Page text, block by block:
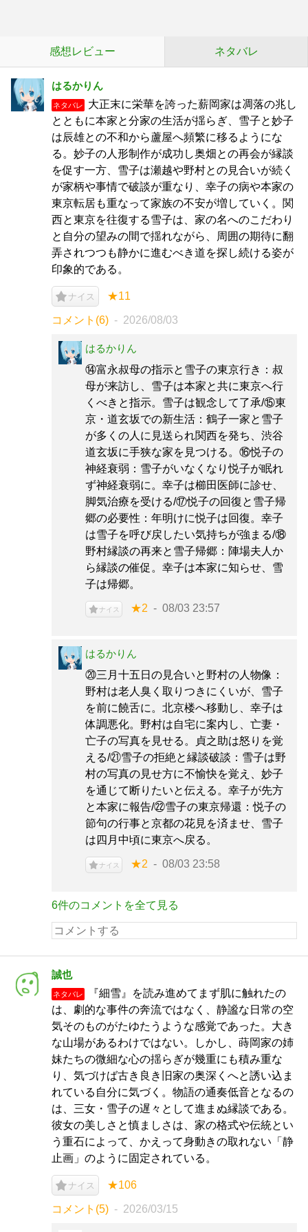
感想レビュー ネタバレ
はるかりん
ネタバレ
大正末に栄華を誇った薪岡家は凋落の兆し
とともに本家と分家の生活が揺らぎ、雪子と妙子
は辰雄との不和から蘆屋へ頻繁に移るようにな
る。妙子の人形制作が成功し奥畑との再会が縁談
を促す一方、雪子は瀬越や野村との見合いが続く
が家柄や事情で破談が重なり、幸子の病や本家の
東京転居も重なって家族の不安が増していく。関
西と東京を往復する雪子は、家の名へのこだわり
と自分の望みの間で揺れながら、周囲の期待に翻
弄されつつも静かに進むべき道を探し続ける姿が
印象的である。
ナイス ★11
コメント(6) 2026/08/03
はるかりん
⑭富永叔母の指示と雪子の東京行き：叔
母が来訪し、雪子は本家と共に東京へ行
くべきと指示。雪子は観念して了承/⑮東
京・道玄坂での新生活：鶴子一家と雪子
が多くの人に見送られ関西を発ち、渋谷
道玄坂に手狭な家を見つける。⑯悦子の
神経衰弱：雪子がいなくなり悦子が眠れ
ず神経衰弱に。幸子は櫛田医師に診せ、
脚気治療を受ける/⑰悦子の回復と雪子帰
郷の必要性：年明けに悦子は回復。幸子
は雪子を呼び戻したい気持ちが強まる/⑱
野村縁談の再来と雪子帰郷：陣場夫人か
ら縁談の催促。幸子は本家に知らせ、雪
子は帰郷。
ナイス ★2 08/03 23:57
はるかりん
⑳三月十五日の見合いと野村の人物像：
野村は老人臭く取りつきにくいが、雪子
を前に饒舌に。北京楼へ移動し、幸子は
体調悪化。野村は自宅に案内し、亡妻・
亡子の写真を見せる。貞之助は怒りを覚
える/㉑雪子の拒絶と縁談破談：雪子は野
村の写真の見せ方に不愉快を覚え、妙子
を通じて断りたいと伝える。幸子が先方
と本家に報告/㉒雪子の東京帰還：悦子の
節句の行事と京都の花見を済ませ、雪子
は四月中頃に東京へ戻る。
ナイス ★2 08/03 23:58
6件のコメントを全て見る
誠也
ネタバレ
『細雪』を読み進めてまず肌に触れたの
は、劇的な事件の奔流ではなく、静謐な日常の空
気そのものがたゆたうような感覚であった。大き
な山場があるわけではない。しかし、蒔岡家の姉
妹たちの微細な心の揺らぎが幾重にも積み重な
り、気づけば古き良き旧家の奥深くへと誘い込ま
れている自分に気づく。物語の通奏低音となるの
は、三女・雪子の遅々として進まぬ縁談である。
彼女の美しさと慎ましさは、家の格式や伝統とい
う重石によって、かえって身動きの取れない「静
止画」のように固定されている。
ナイス ★106
コメント(5) 2026/03/15